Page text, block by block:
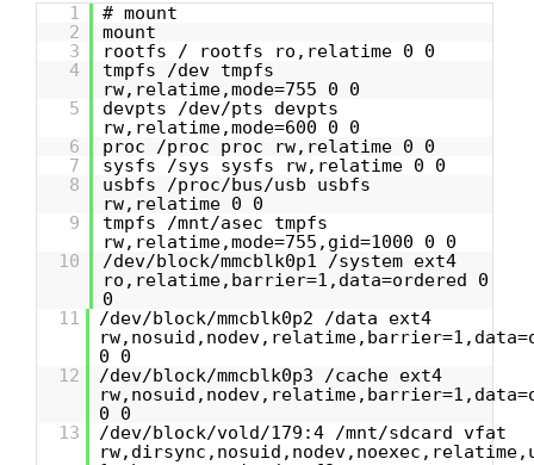
1
# mount
2
mount
3
rootfs / rootfs ro,relatime 0 0
4
tmpfs /dev tmpfs
rw,relatime,mode=755 0 0
5
devpts /dev/pts devpts
rw,relatime,mode=600 0 0
6
proc /proc proc rw,relatime 0 0
7
sysfs /sys sysfs rw,relatime 0 0
8
usbfs /proc/bus/usb usbfs
rw,relatime 0 0
9
tmpfs /mnt/asec tmpfs
rw,relatime,mode=755,gid=1000 0 0
10
/dev/block/mmcblk0p1 /system ext4
ro,relatime,barrier=1,data=ordered 0
0
11
/dev/block/mmcblk0p2 /data ext4
0 0
12
/dev/block/mmcblk0p3 /cache ext4
0 0
13
/dev/block/vold/179:4 /mnt/sdcard vfat